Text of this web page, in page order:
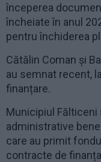
începerea
încheiate în anul
pentru închiderea
Cătălin Coman și
au semnat recent,
finanțare.
Municipiul
administrative
care au primit
contracte de